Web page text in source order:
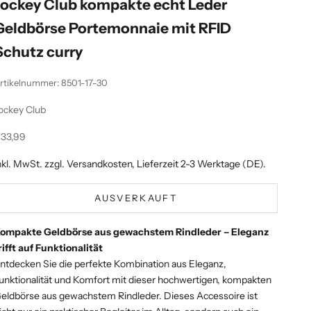
Club kompakte echt Leder
Portemonnaie mit RFID
curry
8501-17-30
Club
MwSt. zzgl.Versandkosten, Lieferzeit 2-3 Werktage (DE).
AUSVERKAUFT
Geldbörse aus gewachstem Rindleder – Eleganz
auf Funktionalität
Sie die perfekte Kombination aus Eleganz,
und Komfort mit dieser hochwertigen, kompakten
aus gewachstem Rindleder. Dieses Accessoire ist